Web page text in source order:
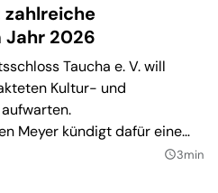
Jahr 2026
Taucha e. V. will
Kultur- und
Meyer kündigt dafür eine
Traditionsformaten
query_builder3min